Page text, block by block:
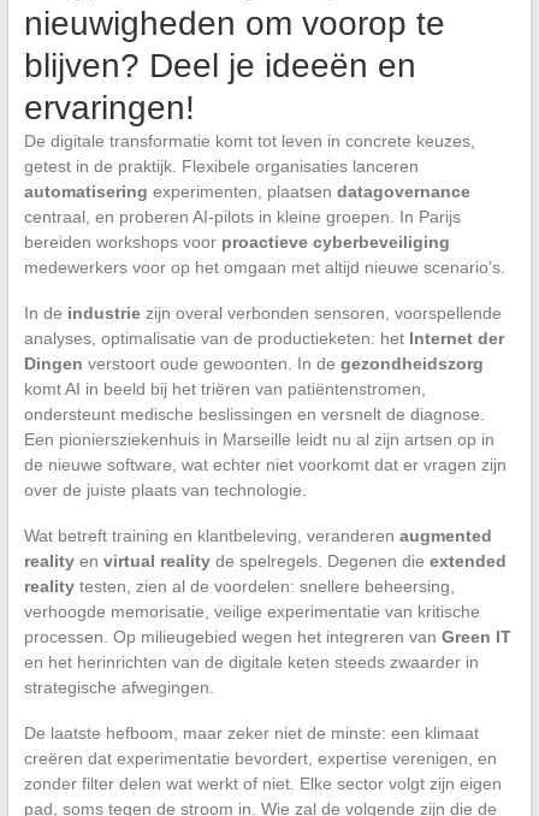
nieuwigheden om voorop te
blijven? Deel je ideeën en
ervaringen!
De digitale transformatie komt tot leven in concrete keuzes,
getest in de praktijk. Flexibele organisaties lanceren
automatisering experimenten, plaatsen datagovernance
centraal, en proberen AI-pilots in kleine groepen. In Parijs
bereiden workshops voor proactieve cyberbeveiliging
medewerkers voor op het omgaan met altijd nieuwe scenario’s.
In de industriezijn overal verbonden sensoren, voorspellende
analyses, optimalisatie van de productieketen: het Internet der
Dingen verstoort oude gewoonten. In de gezondheidszorg
komt AI in beeld bij het triëren van patiëntenstromen,
ondersteunt medische beslissingen en versnelt de diagnose.
Een pioniersziekenhuis in Marseille leidt nu al zijn artsen op in
de nieuwe software, wat echter niet voorkomt dat er vragen zijn
over de juiste plaats van technologie.
Wat betreft training en klantbeleving, veranderen augmented
realityen virtual realityde spelregels. Degenen die extended
realitytesten, zien al de voordelen: snellere beheersing,
verhoogde memorisatie, veilige experimentatie van kritische
processen. Op milieugebied wegen het integreren van Green IT
en het herinrichten van de digitale keten steeds zwaarder in
strategische afwegingen.
De laatste hefboom, maar zeker niet de minste: een klimaat
creëren dat experimentatie bevordert, expertise verenigen, en
zonder filter delen wat werkt of niet. Elke sector volgt zijn eigen
pad, soms tegen de stroom in. Wie zal de volgende zijn die de